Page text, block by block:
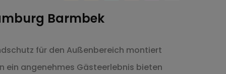
Barmbek
für den Außenbereich montiert
ein angenehmes Gästeerlebnis bieten